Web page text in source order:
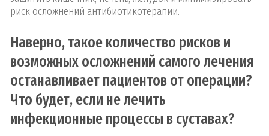
риск осложнений антибиотикотерапии.
Наверно, такое количество рисков и
возможных осложнений самого лечения
останавливает пациентов от операции?
Что будет, если не лечить
инфекционные процессы в суставах?